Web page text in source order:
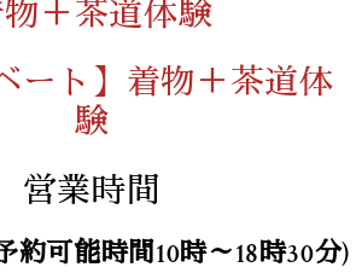
＋茶道体験
ート】着物＋茶道体
験
営業時間
約可能時間10時～18時30分)